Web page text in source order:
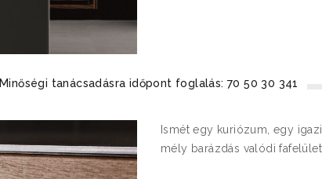
Minőségi tanácsadásra időpont foglalás: 70 50 30 341
Ismét egy kuriózum, egy
mély barázdás valódi